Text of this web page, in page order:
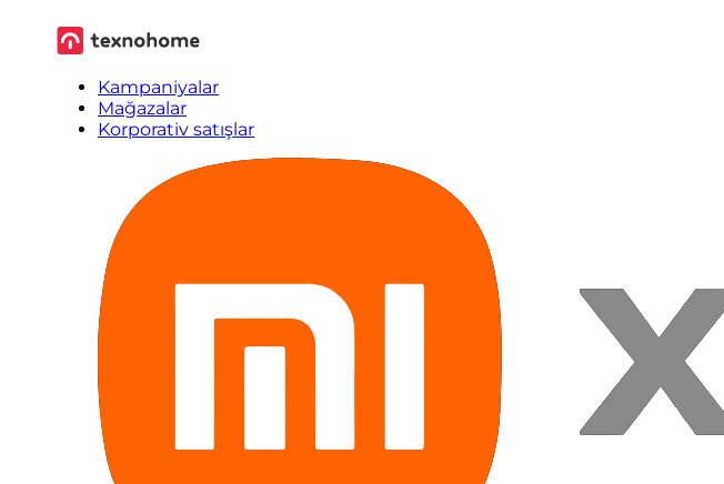
Kampaniyalar
Mağazalar
Korporativ satışlar